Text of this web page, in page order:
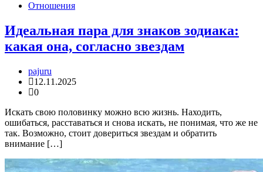
Отношения
Идеальная пара для знаков зодиака:
какая она, согласно звездам
pajuru
12.11.2025
0
Искать свою половинку можно всю жизнь. Находить,
ошибаться, расставаться и снова искать, не понимая, что же не
так. Возможно, стоит довериться звездам и обратить
внимание […]